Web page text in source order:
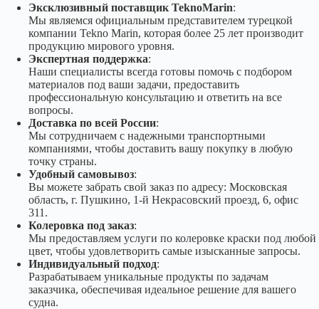
Эксклюзивный поставщик TeknoMarin:
Мы являемся официальным представителем турецкой
компании Tekno Marin, которая более 25 лет производит
продукцию мирового уровня.
Экспертная поддержка:
Наши специалисты всегда готовы помочь с подбором
материалов под ваши задачи, предоставить
профессиональную консультацию и ответить на все
вопросы.
Доставка по всей России:
Мы сотрудничаем с надежными транспортными
компаниями, чтобы доставить вашу покупку в любую
точку страны.
Удобный самовывоз:
Вы можете забрать свой заказ по адресу: Московская
область, г. Пушкино, 1-й Некрасовский проезд, 6, офис
311.
Колеровка под заказ:
Мы предоставляем услуги по колеровке краски под любой
цвет, чтобы удовлетворить самые изысканные запросы.
Индивидуальный подход:
Разрабатываем уникальные продукты по задачам
заказчика, обеспечивая идеальное решение для вашего
судна.